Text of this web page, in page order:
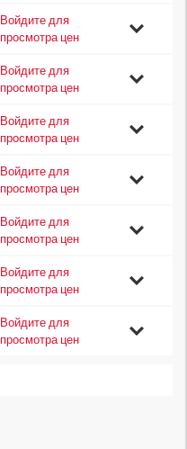
Войдите для
просмотра цен
Войдите для
просмотра цен
Войдите для
просмотра цен
Войдите для
просмотра цен
Войдите для
просмотра цен
Войдите для
просмотра цен
Войдите для
просмотра цен